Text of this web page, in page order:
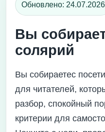
Обновлено: 24.07.2026
Вы
солярий
Вы собираетес
для читателей,
разбор, спокойный
критерии для